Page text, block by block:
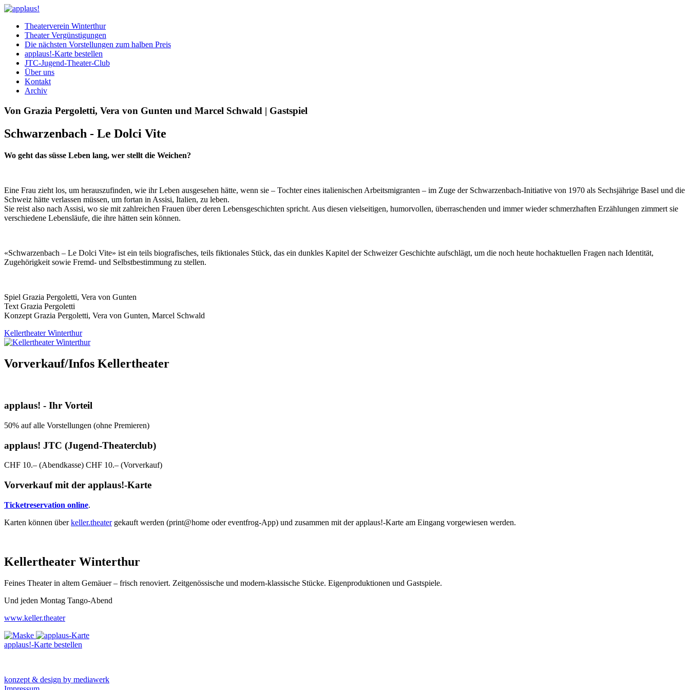
Theaterverein Winterthur
Theater Vergünstigungen
Die nächsten Vorstellungen zum halben Preis
applaus!-Karte bestellen
JTC-Jugend-Theater-Club
Über uns
Kontakt
Archiv
Von Grazia Pergoletti, Vera von Gunten und Marcel Schwald | Gastspiel
Schwarzenbach - Le Dolci Vite
Wo geht das süsse Leben lang, wer stellt die Weichen?
Eine Frau zieht los, um herauszufinden, wie ihr Leben ausgesehen hätte, wenn sie – Tochter eines italienischen Arbeitsmigranten – im Zuge der Schwarzenbach-Initiative von 1970 als Sechsjährige Basel und die
Schweiz hätte verlassen müssen, um fortan in Assisi, Italien, zu leben.
Sie reist also nach Assisi, wo sie mit zahlreichen Frauen über deren Lebensgeschichten spricht. Aus diesen vielseitigen, humorvollen, überraschenden und immer wieder schmerzhaften Erzählungen zimmert sie
verschiedene Lebensläufe, die ihre hätten sein können.
«Schwarzenbach – Le Dolci Vite» ist ein teils biografisches, teils fiktionales Stück, das ein dunkles Kapitel der Schweizer Geschichte aufschlägt, um die noch heute hochaktuellen Fragen nach Identität,
Zugehörigkeit sowie Fremd- und Selbstbestimmung zu stellen.
Spiel Grazia Pergoletti, Vera von Gunten
Text Grazia Pergoletti
Konzept Grazia Pergoletti, Vera von Gunten, Marcel Schwald
Kellertheater Winterthur
Vorverkauf/Infos Kellertheater
applaus! - Ihr Vorteil
50% auf alle Vorstellungen (ohne Premieren)
applaus! JTC (Jugend-Theaterclub)
CHF 10.– (Abendkasse) CHF 10.– (Vorverkauf)
Vorverkauf mit der applaus!-Karte
Ticketreservation online.
Karten können überkeller.theatergekauft werden (print@home oder eventfrog-App) und zusammen mit der applaus!-Karte am Eingang vorgewiesen werden.
Kellertheater Winterthur
Feines Theater in altem Gemäuer – frisch renoviert. Zeitgenössische und modern-klassische Stücke. Eigenproduktionen und Gastspiele.
Und jeden Montag Tango-Abend
www.keller.theater
applaus!-Karte bestellen
konzept & design by mediawerk